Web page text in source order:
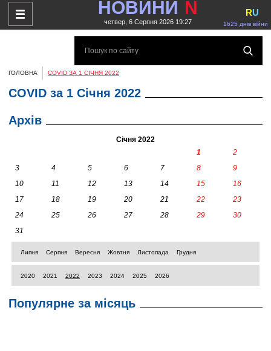
НОВИНИ N
четвер, 6 Серпня 2026 19:27 1625 днів війни
RU
ГОЛОВНА COVID ЗА 1 СІЧНЯ 2022
COVID за 1 Січня 2022
Архів
Січня 2022
1
2
3
4 5 6 7 8
9
10
11 12 13 14 15
16
17
18 19 20 21 22
23
24
25 26 27 28 29
30
31
Липня Серпня Вересня Жовтня Листопада Грудня
2020 2021 2022 2023 2024 2025 2026
Популярне за місяць